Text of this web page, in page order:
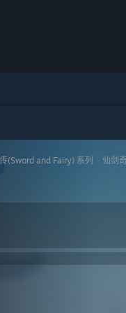
(Sword and Fairy) 系列 > 仙剑